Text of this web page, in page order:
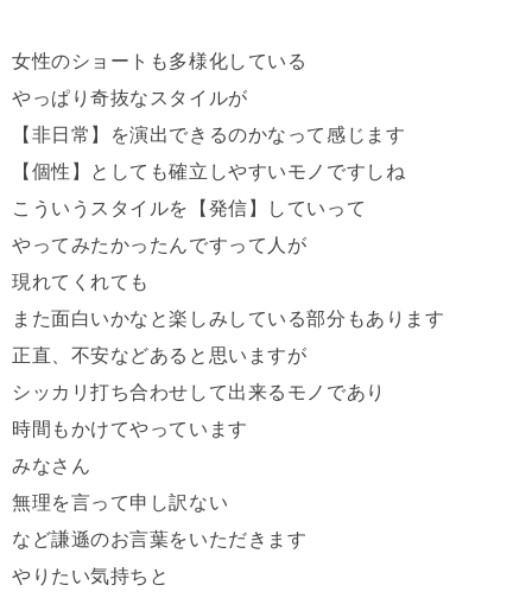
女性のショートも多様化している
やっぱり奇抜なスタイルが
【非日常】を演出できるのかなって感じます
【個性】としても確立しやすいモノですしね
こういうスタイルを【発信】していって
やってみたかったんですって人が
現れてくれても
また面白いかなと楽しみしている部分もあります
正直、不安などあると思いますが
シッカリ打ち合わせして出来るモノであり
時間もかけてやっています
みなさん
無理を言って申し訳ない
など謙遜のお言葉をいただきます
やりたい気持ちと